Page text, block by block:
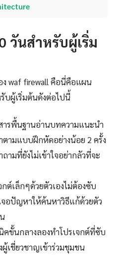
วันสำหรับผู้เริ่ม
ง waf firewall คือนี่คือแผน
บผู้เริ่มต้นดังต่อไปนี้
ารพื้นฐานอ่านบทความแนะนำ
ตามแบบฝึกหัดอย่างน้อย 2 ครั้ง
ามที่ยังไม่เข้าใจอย่ากลัวที่จะ
กต์เล็กๆด้วยตัวเองไม่ต้องซับ
จอปัญหาให้ค้นหาวิธีแก้ด้วยตัว
คขั้นกลางลองทำโปรเจกต์ที่ซับ
เชี่ยวชาญเข้าร่วมชุมชน